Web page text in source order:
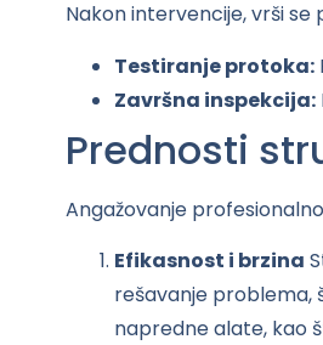
Nakon intervencije, vrši
Testiranje protoka:
Završna inspekcija:
Prednosti
Angažovanje
Efikasnost i brzina
rešavanje problema,
napredne alate, kao